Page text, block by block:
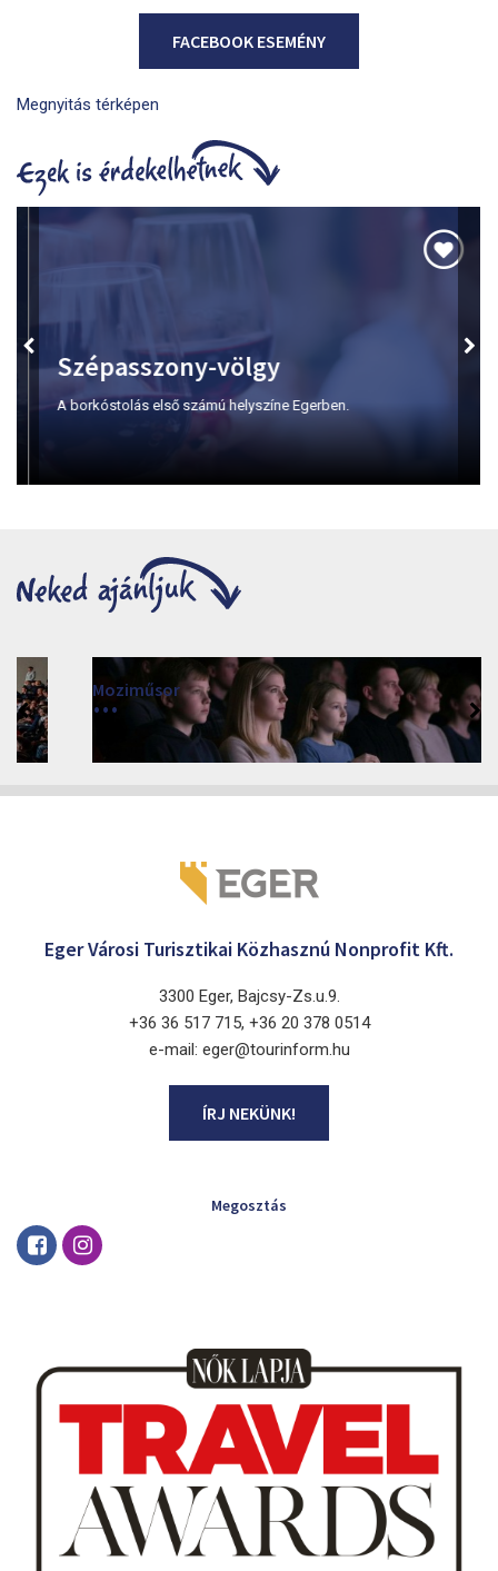
FACEBOOK ESEMÉNY
Megnyitás térképen
Szépasszony-völgy
A borkóstolás első számú helyszíne Egerben.
Moziműsor
2026
Cinema Agria, Eger 3300, Törvényház utca 4.
Eger Városi Turisztikai Közhasznú Nonprofit Kft.
3300 Eger, Bajcsy-Zs.u.9.
+36 36 517 715, +36 20 378 0514
e-mail: eger@tourinform.hu
ÍRJ NEKÜNK!
Megosztás